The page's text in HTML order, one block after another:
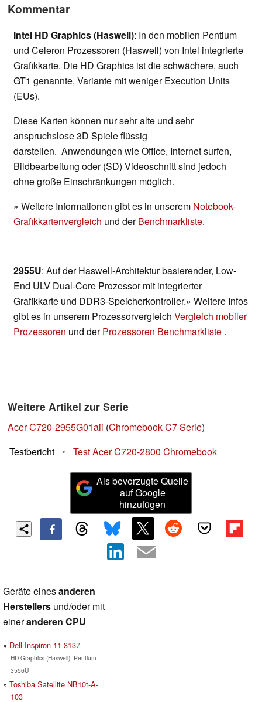
Kommentar
Intel HD Graphics (Haswell): In den mobilen Pentium
und Celeron Prozessoren (Haswell) von Intel integrierte
Grafikkarte. Die HD Graphics ist die schwächere, auch
GT1 genannte, Variante mit weniger Execution Units
(EUs).
Diese Karten können nur sehr alte und sehr
anspruchslose 3D Spiele flüssig
darstellen. Anwendungen wie Office, Internet surfen,
Bildbearbeitung oder (SD) Videoschnitt sind jedoch
ohne große Einschränkungen möglich.
» Weitere Informationen gibt es in unserem Notebook-
Grafikkartenvergleich und derBenchmarkliste.
2955U: Auf der Haswell-Architektur basierender, Low-
End ULV Dual-Core Prozessor mit integrierter
Grafikkarte und DDR3-Speicherkontroller.» Weitere Infos
gibt es in unserem Prozessorvergleich Vergleich mobiler
Prozessoren und derProzessoren Benchmarkliste .
Weitere Artikel zur Serie
Acer C720-2955G01aii (Chromebook C7 Serie)
Testbericht
• Test Acer C720-2800 Chromebook
Als bevorzugte Quelle
auf Google
hinzufügen
Geräte einesanderen
Herstellers und/oder mit
eineranderen CPU
Dell Inspiron 11-3137
HD Graphics (Haswell), Pentium
3556U
Toshiba Satellite NB10t-A-
103